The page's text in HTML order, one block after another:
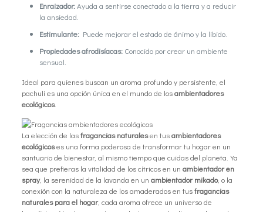
Enraizador:Ayuda a sentirse conectado a la tierra y a reducir
la ansiedad.
Estimulante:Puede mejorar el estado de ánimo y la libido.
Propiedades afrodisíacas:Conocido por crear un ambiente
sensual.
Ideal para quienes buscan un aroma profundo y persistente, el
pachulí es una opción única en el mundo de losambientadores
ecológicos.
La elección de lasfragancias naturalesen tusambientadores
ecológicoses una forma poderosa de transformar tu hogar en un
santuario de bienestar, al mismo tiempo que cuidas del planeta. Ya
sea que prefieras la vitalidad de los cítricos en un ambientador en
spray, la serenidad de la lavanda en un ambientador mikado, o la
conexión con la naturaleza de los amaderados en tusfragancias
naturales para el hogar, cada aroma ofrece un universo de